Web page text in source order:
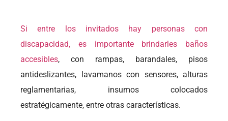
Si entre los invitados hay personas con
discapacidad, es importante brindarles baños
accesibles, con rampas, barandales, pisos
antideslizantes, lavamanos con sensores, alturas
reglamentarias, insumos colocados
estratégicamente, entre otras características.